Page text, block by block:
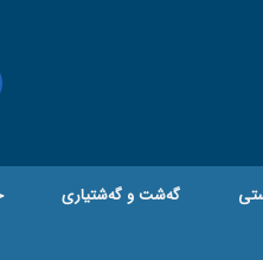
گه‌شت و گه‌شتیاری